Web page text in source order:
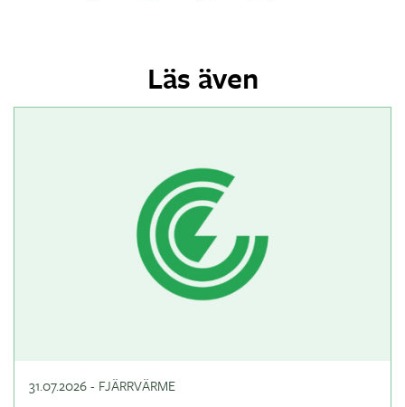
Läs även
31.07.2026- FJÄRRVÄRME